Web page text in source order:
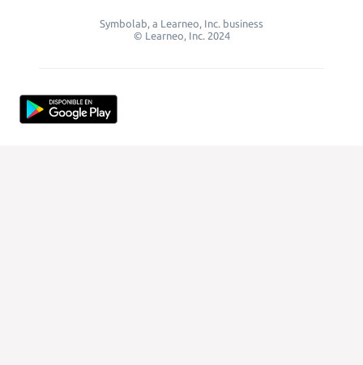
Symbolab, a Learneo, Inc. business
© Learneo, Inc. 2024